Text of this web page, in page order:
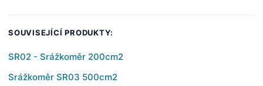
SOUVISEJÍCÍ PRODUKTY:
SR02 - Srážkoměr 200cm2
Srážkoměr SR03 500cm2